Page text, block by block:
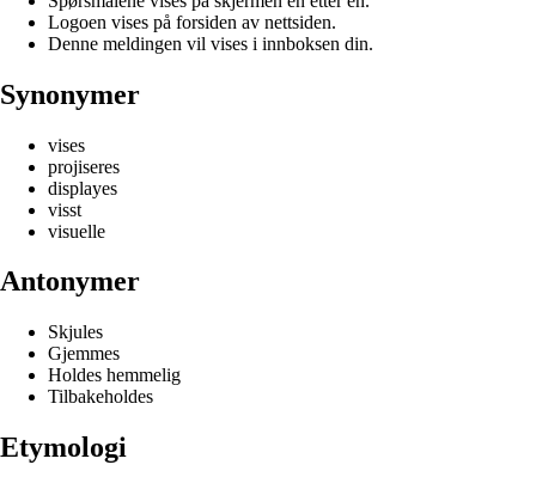
Logoen vises på forsiden av nettsiden.
Denne meldingen vil vises i innboksen din.
Synonymer
vises
projiseres
displayes
visst
visuelle
Antonymer
Skjules
Gjemmes
Holdes hemmelig
Tilbakeholdes
Etymologi